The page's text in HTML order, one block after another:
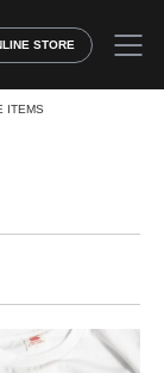
STORE
ITEMS